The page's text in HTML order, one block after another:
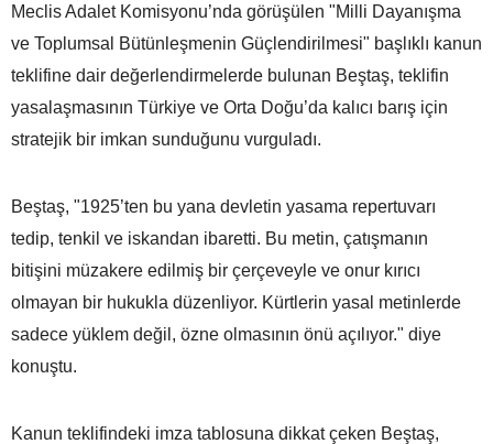
Meclis Adalet Komisyonu’nda görüşülen "Milli Dayanışma
ve Toplumsal Bütünleşmenin Güçlendirilmesi" başlıklı kanun
teklifine dair değerlendirmelerde bulunan Beştaş, teklifin
yasalaşmasının Türkiye ve Orta Doğu’da kalıcı barış için
stratejik bir imkan sunduğunu vurguladı.
Beştaş, "1925’ten bu yana devletin yasama repertuvarı
tedip, tenkil ve iskandan ibaretti. Bu metin, çatışmanın
bitişini müzakere edilmiş bir çerçeveyle ve onur kırıcı
olmayan bir hukukla düzenliyor. Kürtlerin yasal metinlerde
sadece yüklem değil, özne olmasının önü açılıyor." diye
konuştu.
Kanun teklifindeki imza tablosuna dikkat çeken Beştaş,